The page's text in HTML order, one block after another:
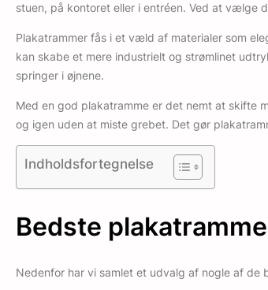
stuen, på kontoret eller i entréen. Ved at vælge
Plakatrammer fås i et væld af materialer som
kan skabe et mere industrielt og strømlinet
springer i øjnene.
Med en god plakatramme er det nemt at skifte
og igen uden at miste grebet. Det gør
Indholdsfortegnelse
Bedste
Nedenfor har vi samlet et udvalg af nogle af